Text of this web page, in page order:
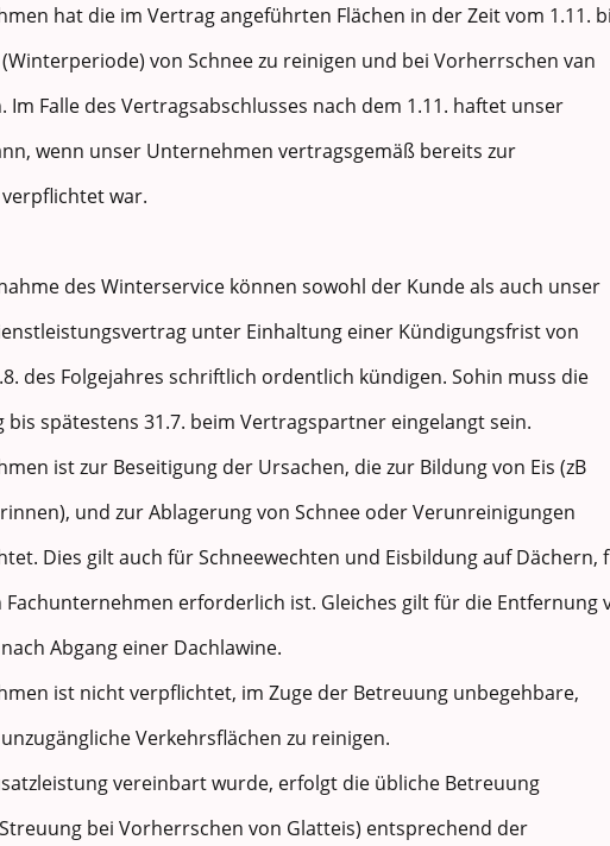
hat die im Vertrag angeführten Flächen in der Zeit vom 1.11.
(Winterperiode) von Schnee zu reinigen und bei Vorherrschen van
Im Falle des Vertragsabschlusses nach dem 1.11. haftet unser
wenn unser Unternehmen vertragsgemäß bereits zur
war.
des Winterservice können sowohl der Kunde als auch unser
unter Einhaltung einer Kündigungsfrist von
des Folgejahres schriftlich ordentlich kündigen. Sohin muss die
spätestens 31.7. beim Vertragspartner eingelangt sein.
ist zur Beseitigung der Ursachen, die zur Bildung von Eis (zB
und zur Ablagerung von Schnee oder Verunreinigungen
Dies gilt auch für Schneewechten und Eisbildung auf Dächern,
erforderlich ist. Gleiches gilt für die Entfernung
Abgang einer Dachlawine.
ist nicht verpflichtet, im Zuge der Betreuung unbegehbare,
Verkehrsflächen zu reinigen.
vereinbart wurde, erfolgt die übliche Betreuung
bei Vorherrschen von Glatteis) entsprechend der